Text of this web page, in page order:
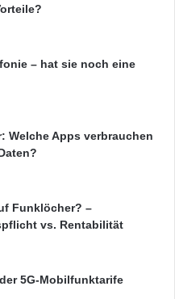
– hat sie noch eine
Welche Apps verbrauchen
Funklöcher? –
vs. Rentabilität
5G-Mobilfunktarife